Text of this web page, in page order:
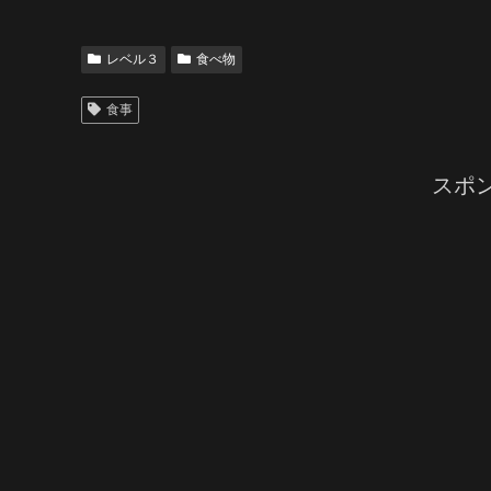
レベル３ 食べ物
食事
スポ